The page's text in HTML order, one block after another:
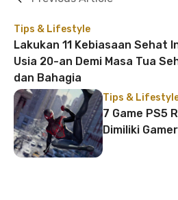
Tips & Lifestyle
Lakukan 11 Kebiasaan Sehat
Usia 20-an Demi Masa Tua
dan Bahagia
Tips &
7 Game PS5
Dimiliki